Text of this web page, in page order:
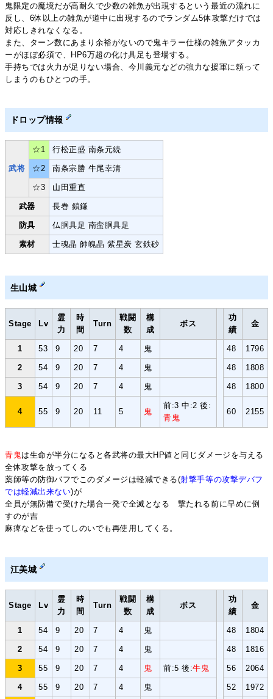
鬼限定の魔境だが高耐久で少数の雑魚が出現するという最近の流れに
反し、6体以上の雑魚が道中に出現するのでランダム5体攻撃だけでは
対応しきれなくなる。
また、ターン数にあまり余裕がないので鬼キラー仕様の雑魚アタッカ
ーがほぼ必須で、HP6万超の化け具足も登場する。
手持ちでは火力が足りない場合、今川義元などの強力な援軍に頼って
しまうのもひとつの手。
ドロップ情報
武将
☆1 行松正盛 南条元続
☆2 南条宗勝 牛尾幸清
☆3 山田重直
武器 長巻 鎖鎌
防具 仏胴具足 南蛮胴具足
素材 士魂晶 帥魄晶 紫星炭 玄鉄砂
生山城
Stage Lv
霊
力
時
間
Turn
戦闘
数
構
成
ボス
功
績
金
1 53 9 20 7 4 鬼 48 1796
2 54 9 20 7 4 鬼 48 1808
3 54 9 20 7 4 鬼 48 1800
4 55 9 20 11 5 鬼
前:3 中:2 後:
青鬼
60 2155
青鬼は生命が半分になると各武将の最大HP値と同じダメージを与える
全体攻撃を放ってくる
薬師等の防御バフでこのダメージは軽減できる(射撃手等の攻撃デバフ
では軽減出来ない)が
全員が無防備で受けた場合一発で全滅となる 撃たれる前に早めに倒
すのが吉
麻痺などを使ってしのいでも再使用してくる。
江美城
Stage Lv
霊
力
時
間
Turn
戦闘
数
構
成
ボス
功
績
金
1 54 9 20 7 4 鬼 48 1804
2 54 9 20 7 4 鬼 48 1816
3 55 9 20 7 4 鬼 前:5 後:牛鬼 56 2064
4 55 9 20 7 4 鬼 52 1972